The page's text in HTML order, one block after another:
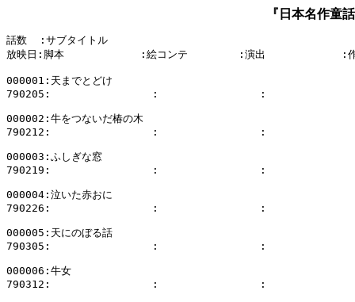
『日本名作童
話数  :サブタイトル
放映日:脚本            :絵コンテ        :演出            :作
000001:天までとどけ
790205:                :                :
000002:牛をつないだ椿の木
790212:                :                :
000003:ふしぎな窓
790219:                :                :
000004:泣いた赤おに
790226:                :                :
000005:天にのぼる話
790305:                :                :
000006:牛女
790312:                :                :